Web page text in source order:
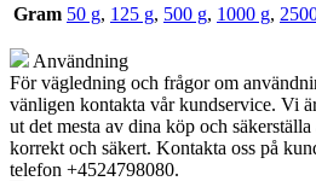
Gram 50 g, 125 g, 500 g, 1000 g,
Användning
För vägledning och frågor om
vänligen kontakta vår kundservice. Vi
ut det mesta av dina köp och
korrekt och säkert. Kontakta oss på
telefon +4524798080.